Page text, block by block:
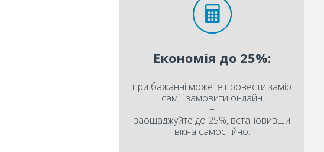
Економія до 25%:
при бажанні можете провести замір
самі і замовити онлайн
+
заощаджуйте до 25%, встановивши
вікна самостійно.